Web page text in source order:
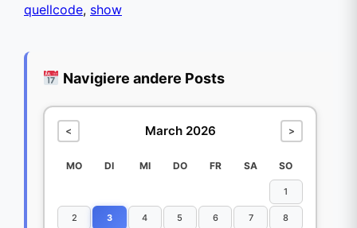
quellcode, show
Navigiere andere Posts
< March 2026 >
MO DI MI DO FR SA SO
1
2 3 4 5 6 7 8